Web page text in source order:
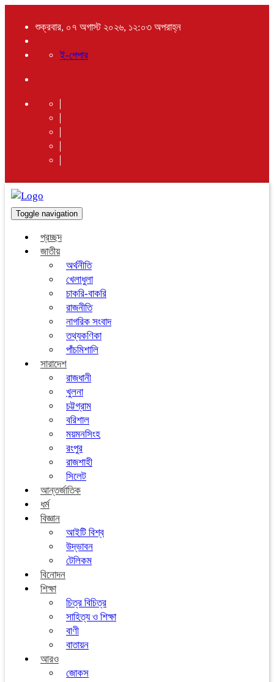
শুক্রবার, ০৭ অগাস্ট ২০২৬, ১২:০৩ অপরাহ্ন
ই-পেপার
Toggle navigation
প্রচ্ছদ
জাতীয়
অর্থনীতি
খেলাধুলা
চাকরি-বাকরি
রাজনীতি
নাগরিক সংবাদ
তথ্যকণিকা
পাঁচমিশালি
সারাদেশ
রাজধানী
খুলনা
চট্টগ্রাম
বরিশাল
ময়মনসিংহ
রংপুর
রাজশাহী
সিলেট
আন্তর্জাতিক
ধর্ম
বিজ্ঞান
আইটি বিশ্ব
উদ্ভাবন
টেলিকম
বিনোদন
শিক্ষা
চিত্র বিচিত্র
সাহিত্য ও শিক্ষা
বাণী
বাতায়ন
আরও
জোকস